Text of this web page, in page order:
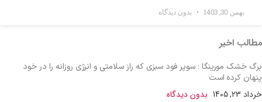
بهمن 30, 1403 بدون دیدگاه
مطالب اخیر
برگ خشک مورینگا ؛ سوپر فود سبزی که راز سلامتی و انرژی روزانه را در خود
پنهان کرده است
خرداد 23, 1405 بدون دیدگاه